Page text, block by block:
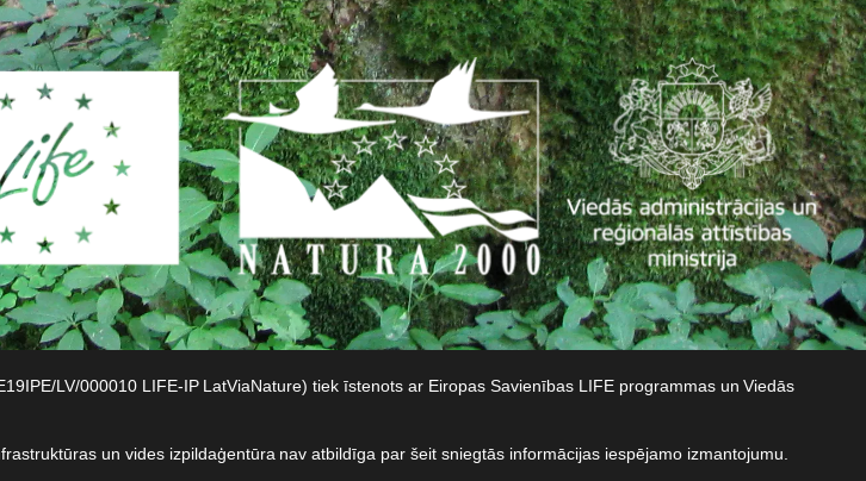
LV/000010 LIFE-IP LatViaNature) tiek īstenots ar Eiropas Savienības LIFE programmas un Viedās
un vides izpildaģentūra nav atbildīga par šeit sniegtās informācijas iespējamo izmantojumu.​